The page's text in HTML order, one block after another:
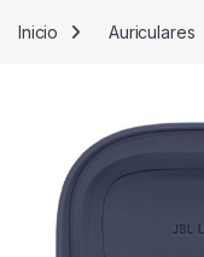
Inicio Auriculares